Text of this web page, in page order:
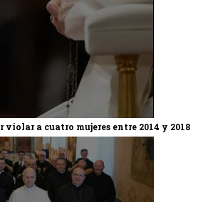
violar a cuatro mujeres entre 2014 y 2018